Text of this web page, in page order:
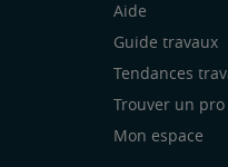
Aide
Guide travaux
Tendances
Trouver un pro
Mon espace